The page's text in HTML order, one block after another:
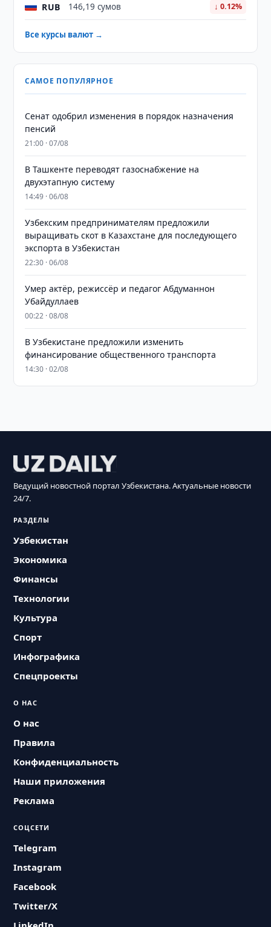
RUB 146,19 сумов ↓ 0.12%
Все курсы валют →
САМОЕ ПОПУЛЯРНОЕ
Сенат одобрил изменения в порядок назначения
пенсий
21:00 · 07/08
В Ташкенте переводят газоснабжение на
двухэтапную систему
14:49 · 06/08
Узбекским предпринимателям предложили
выращивать скот в Казахстане для последующего
экспорта в Узбекистан
22:30 · 06/08
Умер актёр, режиссёр и педагог Абдуманнон
Убайдуллаев
00:22 · 08/08
В Узбекистане предложили изменить
финансирование общественного транспорта
14:30 · 02/08
Ведущий новостной портал Узбекистана. Актуальные новости
24/7.
РАЗДЕЛЫ
Узбекистан
Экономика
Финансы
Технологии
Культура
Спорт
Инфографика
Спецпроекты
О НАС
О нас
Правила
Конфиденциальность
Наши приложения
Реклама
СОЦСЕТИ
Telegram
Instagram
Facebook
Twitter/X